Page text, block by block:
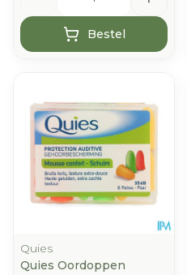
Bestel
Quies
Quies Oordoppen